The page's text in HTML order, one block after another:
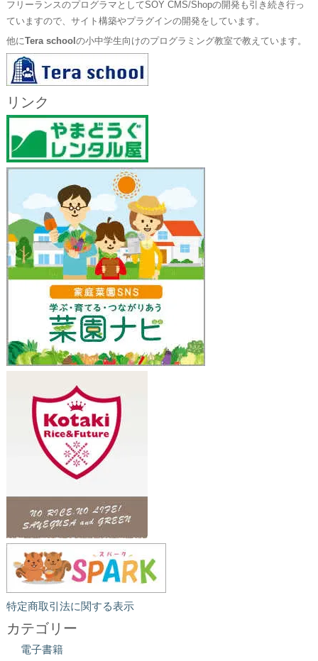
フリーランスのプログラマとしてSOY CMS/Shopの開発も引き続き行っ
ていますので、サイト構築やプラグインの開発をしています。
他にTera school の小中学生向けのプログラミング教室で教えています。
リンク
特定商取引法に関する表示
カテゴリー
電子書籍